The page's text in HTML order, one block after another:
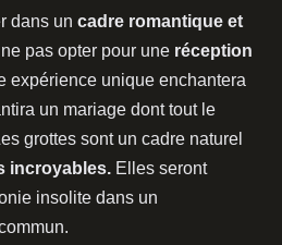
dans un cadre romantique et
pas opter pour une réception
expérience unique enchantera
un mariage dont tout le
grottes sont un cadre naturel
incroyables. Elles seront
insolite dans un